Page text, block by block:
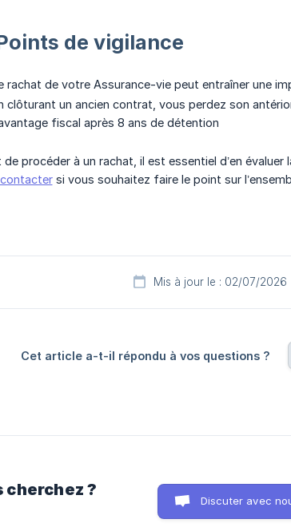
de vigilance
rachat de votre Assurance-vie peut entraîner une
clôturant un ancien contrat, vous perdez son
fiscal après 8 ans de détention
de procéder à un rachat, il est essentiel d’en évaluer
si vous souhaitez faire le point sur
Mis à jour le : 02/07/2026
Cet article a-t-il répondu à vos questions ?
cherchez ?
Discuter avec